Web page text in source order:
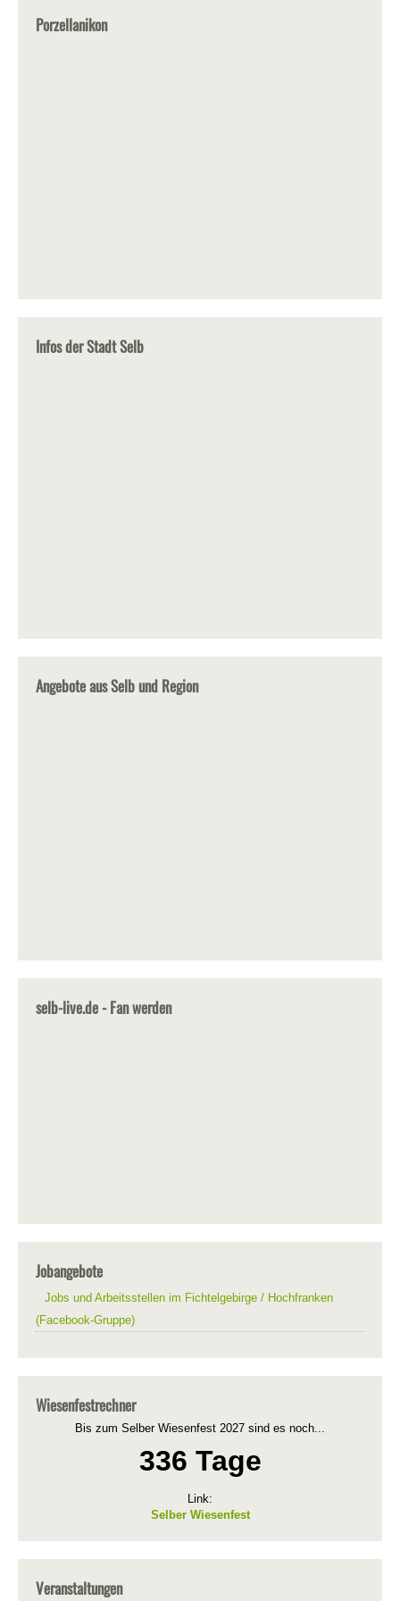
Porzellanikon
Infos der Stadt Selb
Angebote aus Selb und Region
selb-live.de - Fan werden
Jobangebote
Jobs und Arbeitsstellen im Fichtelgebirge / Hochfranken
(Facebook-Gruppe)
Wiesenfestrechner
Bis zum Selber Wiesenfest 2027 sind es noch...
336 Tage
Link:
Selber Wiesenfest
Veranstaltungen